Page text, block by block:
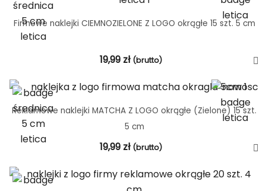
Firmowe naklejki CIEMNOZIELONE Z LOGO okrągłe 15 szt. 5 cm
19,99 zł (brutto)
Reklamowe naklejki MATCHA Z LOGO okrągłe (Zielone) 15 szt.
5 cm
19,99 zł (brutto)